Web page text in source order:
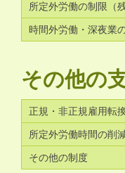
所定外労働の制限（
時間外労働・深夜業
その他の
正規・非正規雇用転
所定外労働時間の削
その他の制度